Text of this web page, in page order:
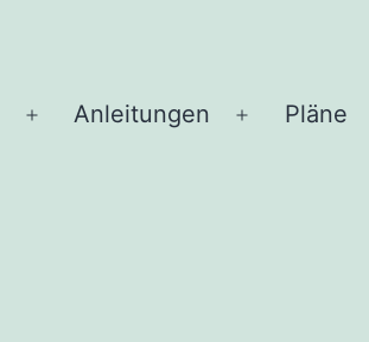
Menü
Anleitungen
Menü
Pläne